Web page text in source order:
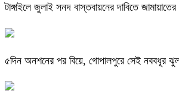
টাঙ্গাইলে জুলাই সনদ বাস্তবায়নের দাবিতে
৫দিন অনশনের পর বিয়ে, গোপালপুরে সেই নববধূর